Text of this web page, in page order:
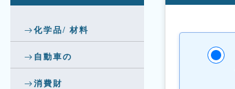
化学品/ 材料
自動車の
消費財